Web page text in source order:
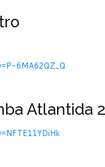
6MA62QZ_Q
Atlantida